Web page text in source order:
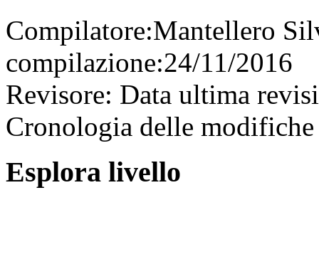
Compilatore:Mantellero
compilazione:24/11/2016
Revisore: Data ultima
Cronologia delle
Esplora livello